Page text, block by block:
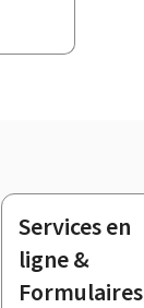
Services en
ligne &
Formulaires